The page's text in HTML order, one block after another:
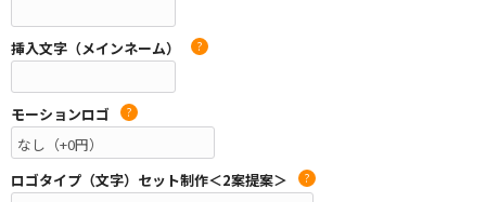
挿入文字（メインネーム） ?
モーションロゴ ?
ロゴタイプ（文字）セット制作＜2案提案＞ ?